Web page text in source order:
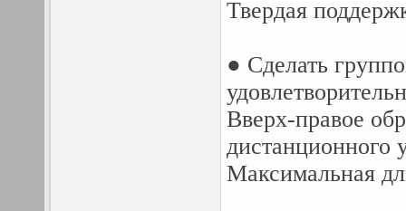
Твердая
● Сделать
Вверх-правое
дистанционного
Максимальная